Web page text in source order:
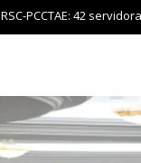
RSC-PCCTAE: 42